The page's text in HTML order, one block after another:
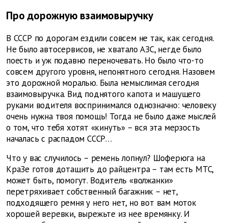
Про дорожную взаимовыручку
В СССР по дорогам ездили совсем не так, как сегодня.
Не было автосервисов, не хватало АЗС, негде было
поесть и уж подавно переночевать. Но было что-то
совсем другого уровня, непонятного сегодня. Назовем
это дорожной моралью. Была немыслимая сегодня
взаимовыручка. Вид поднятого капота и машущего
руками водителя воспринимался однозначно: человеку
очень нужна твоя помощь! Тогда не было даже мыслей
о том, что тебя хотят «кинуть» – вся эта мерзость
началась с распадом СССР…
Что у вас случилось – ремень лопнул? Шоферюга на
КраЗе готов дотащить до райцентра – там есть МТС,
может быть, помогут. Водитель «волжанки»
перетряхивает собственный багажник – нет,
подходящего ремня у него нет, но вот вам моток
хорошей веревки, вырежьте из нее времянку. И